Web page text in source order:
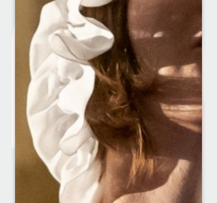
Une randonnée depuis
Sainte-Terre